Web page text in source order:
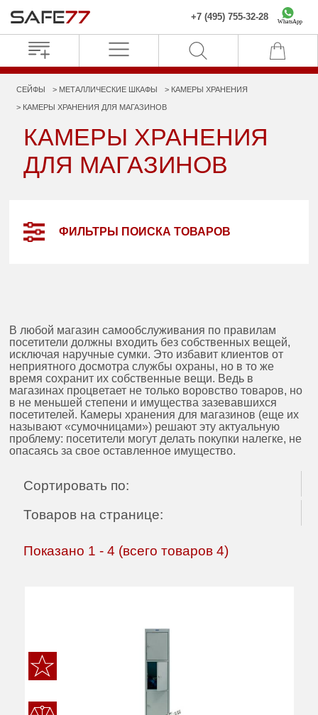
+7 (495) 755-32-28 WhatsApp
СЕЙФЫ МЕТАЛЛИЧЕСКИЕ ШКАФЫ КАМЕРЫ ХРАНЕНИЯ
КАМЕРЫ ХРАНЕНИЯ ДЛЯ МАГАЗИНОВ
КАМЕРЫ ХРАНЕНИЯ
ДЛЯ МАГАЗИНОВ
ФИЛЬТРЫ ПОИСКА ТОВАРОВ
В любой магазин самообслуживания по правилам
посетители должны входить без собственных вещей,
исключая наручные сумки. Это избавит клиентов от
неприятного досмотра службы охраны, но в то же
время сохранит их собственные вещи. Ведь в
магазинах процветает не только воровство товаров, но
в не меньшей степени и имущества зазевавшихся
посетителей. Камеры хранения для магазинов (еще их
называют «сумочницами») решают эту актуальную
проблему: посетители могут делать покупки налегке, не
опасаясь за свое оставленное имущество.
Сортировать по:
Товаров на странице:
Показано 1 -4 (всего товаров 4)